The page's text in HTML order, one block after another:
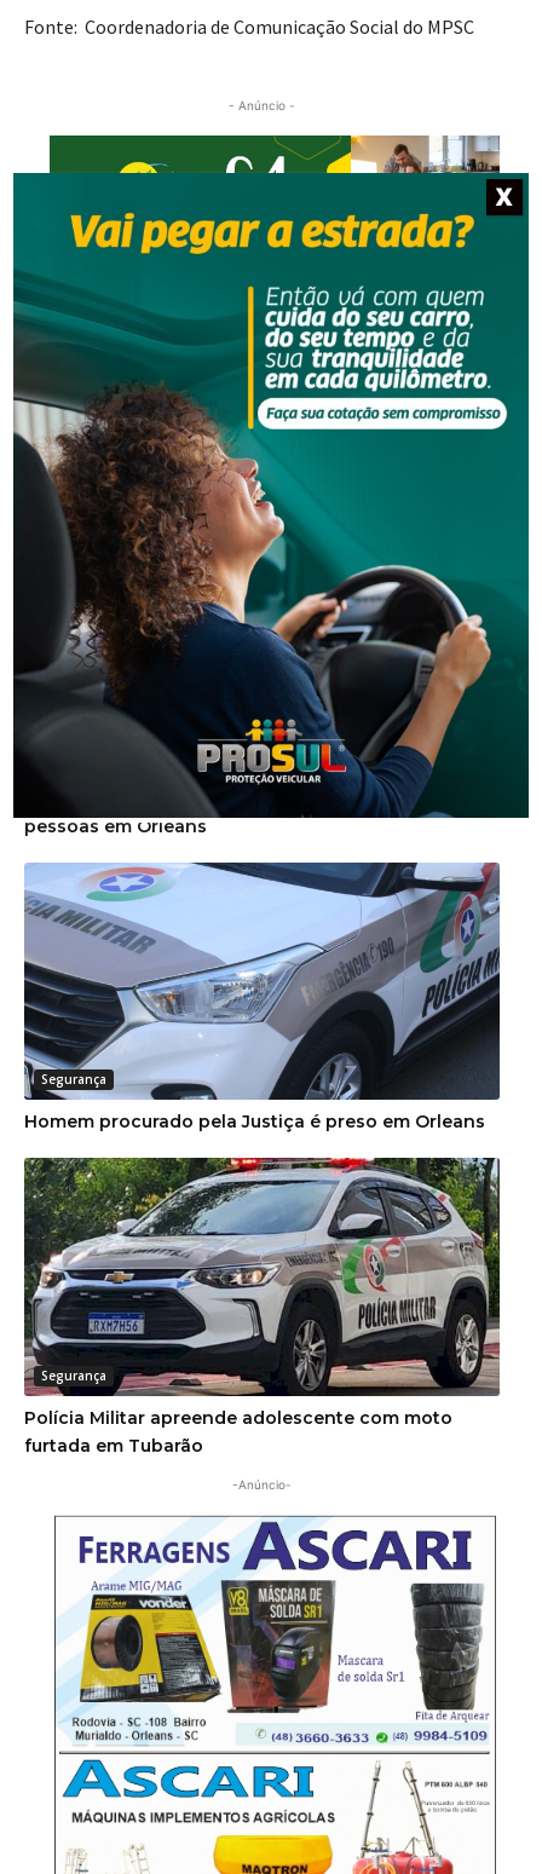
Fonte: Coordenadoria de Comunicação Social do MPSC
- Anúncio -
NOTÍCIAS RELACIONADAS
Operação da Polícia Civil resulta na prisão de três
pessoas em Orleans
Segurança
Homem procurado pela Justiça é preso em Orleans
Segurança
Polícia Militar apreende adolescente com moto
furtada em Tubarão
-Anúncio-
X